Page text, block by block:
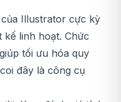
Illustrator cực kỳ
kế linh hoạt. Chức
tối ưu hóa quy
đây là công cụ